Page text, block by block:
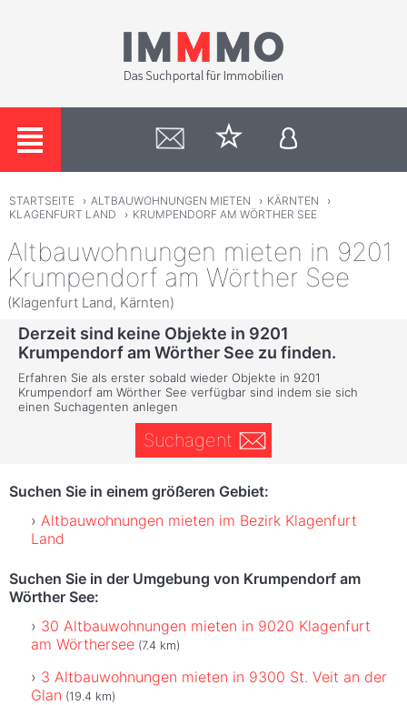
STARTSEITE › ALTBAUWOHNUNGEN MIETEN › KÄRNTEN
›
KLAGENFURT LAND
› KRUMPENDORF AM WÖRTHER SEE
Altbauwohnungen mieten in 9201
Krumpendorf am Wörther See
(Klagenfurt Land, Kärnten)
Derzeit sind keine Objekte in 9201
Krumpendorf am Wörther See zu finden.
Erfahren Sie als erster sobald wieder Objekte in 9201
Krumpendorf am Wörther See verfügbar sind indem sie sich
einen Suchagenten anlegen
Suchagent
Suchen Sie in einem größeren Gebiet:
Altbauwohnungen mieten im Bezirk Klagenfurt
Land
Suchen Sie in der Umgebung von Krumpendorf am
Wörther See:
30 Altbauwohnungen mieten in 9020 Klagenfurt
am Wörthersee (7.4 km)
3 Altbauwohnungen mieten in 9300 St. Veit an der
Glan (19.4 km)